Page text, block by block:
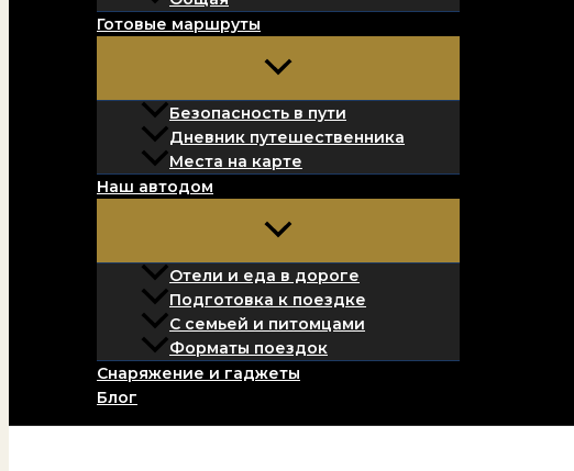
Готовые маршруты
Безопасность в пути
Дневник путешественника
Места на карте
Наш автодом
Отели и еда в дороге
Подготовка к поездке
С семьей и питомцами
Форматы поездок
Снаряжение и гаджеты
Блог